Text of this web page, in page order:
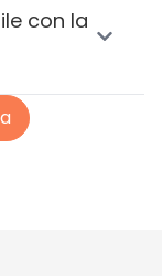
con la